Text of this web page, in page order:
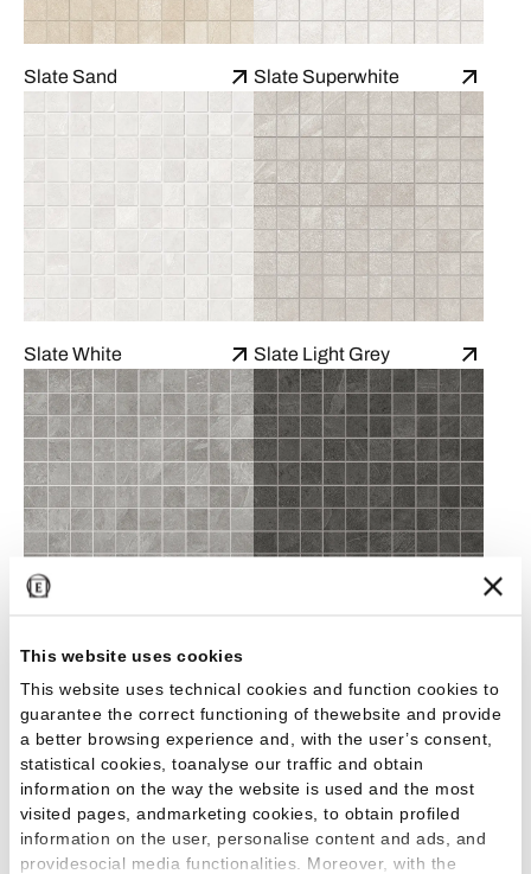
This website uses cookies
This website uses technical cookies and function cookies to
guarantee the correct functioning of thewebsite and provide
a better browsing experience and, with the user’s consent,
statistical cookies, toanalyse our traffic and obtain
information on the way the website is used and the most
visited pages, andmarketing cookies, to obtain profiled
information on the user, personalise content and ads, and
providesocial media functionalities. Moreover, with the
Slate Sand Slate Superwhite
Slate White Slate Light Grey
LISTELLI SFALSATI 9,5MM - 30X60